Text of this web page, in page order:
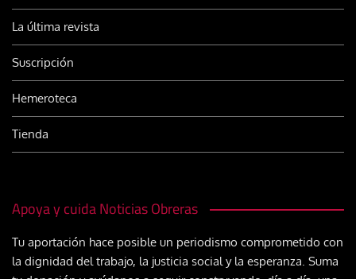
La última revista
Suscripción
Hemeroteca
Tienda
Apoya y cuida Noticias Obreras
Tu aportación hace posible un periodismo comprometido con
la dignidad del trabajo, la justicia social y la esperanza. Suma